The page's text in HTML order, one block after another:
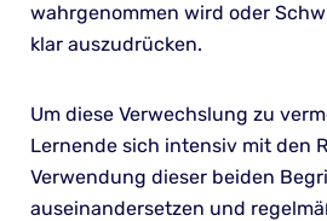
wahrgenommen wird oder
klar auszudrücken.
Um diese Verwechslung zu
Lernende sich intensiv mit den
Verwendung dieser beiden
auseinandersetzen und